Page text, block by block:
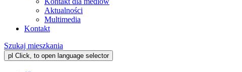
Aktualności
Multimedia
Kontakt
Szukaj mieszkania
pl Click, to open language selector